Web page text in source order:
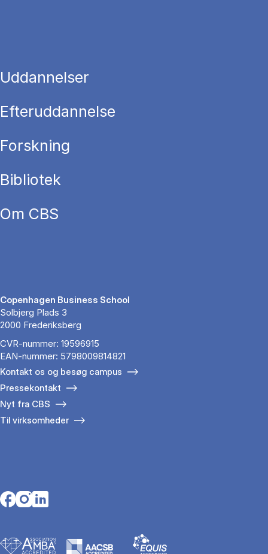
Uddannelser
Efteruddannelse
Forskning
Bibliotek
Om CBS
Copenhagen Business School
Solbjerg Plads 3
2000 Frederiksberg
CVR-nummer: 19596915
EAN-nummer: 5798009814821
Kontakt os og besøg campus
Pressekontakt
Nyt fra CBS
Til virksomheder
Opens in a new tab
Opens in a new tab
Opens in a new tab